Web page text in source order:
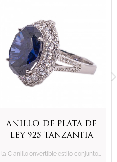
Anillo de plata de
ley 925 tanzanita
la C anillo onvertible estilo conjunto de joyas con tanzanita oval 14 * 17mm cz